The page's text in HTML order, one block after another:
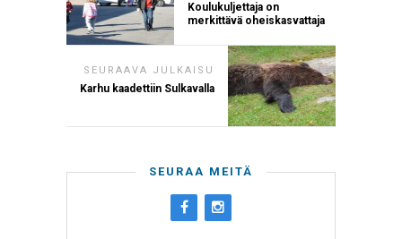
Koulukuljettaja on
merkittävä oheiskasvattaja
SEURAAVA JULKAISU
Karhu kaadettiin Sulkavalla
SEURAA MEITÄ